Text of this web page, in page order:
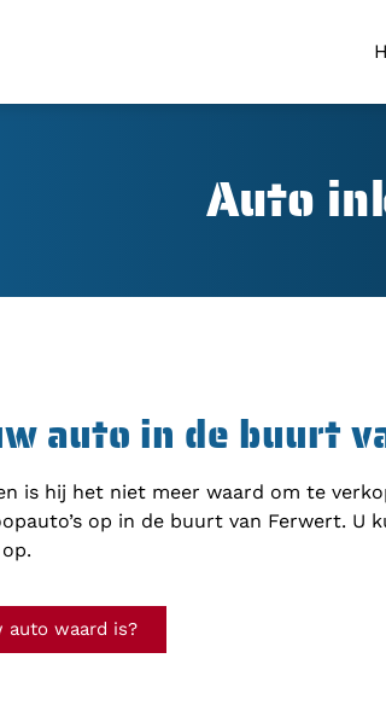
Auto
auto in de buurt
is hij het niet meer waard om te
op in de buurt van Ferwert. U
waard is?